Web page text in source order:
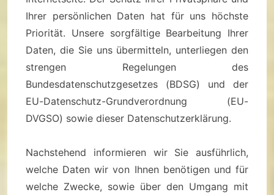
Ihrer persönlichen Daten hat für uns höchste
Priorität. Unsere sorgfältige Bearbeitung Ihrer
Daten, die Sie uns übermitteln, unterliegen den
strengen Regelungen des
Bundesdatenschutzgesetzes (BDSG) und der
EU-Datenschutz-Grundverordnung (EU-
DVGSO) sowie dieser Datenschutzerklärung.
Nachstehend informieren wir Sie ausführlich,
welche Daten wir von Ihnen benötigen und für
welche Zwecke, sowie über den Umgang mit